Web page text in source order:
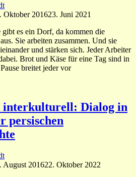
Oktober 201623. Juni 2021
gibt es ein Dorf, da kommen die
Sie arbeiten zusammen. Und sie
und stärken sich. Jeder Arbeiter
Brot und Käse für eine Tag sind in
breitet jeder vor
interkulturell: Dialog in
persischen
August 201622. Oktober 2022